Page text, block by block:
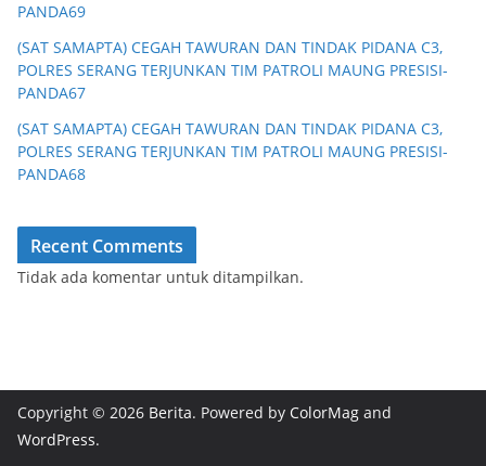
PANDA69
(SAT SAMAPTA) CEGAH TAWURAN DAN TINDAK PIDANA C3,
POLRES SERANG TERJUNKAN TIM PATROLI MAUNG PRESISI-
PANDA67
(SAT SAMAPTA) CEGAH TAWURAN DAN TINDAK PIDANA C3,
POLRES SERANG TERJUNKAN TIM PATROLI MAUNG PRESISI-
PANDA68
Recent Comments
Tidak ada komentar untuk ditampilkan.
Copyright © 2026 Berita. Powered by ColorMag and
WordPress.